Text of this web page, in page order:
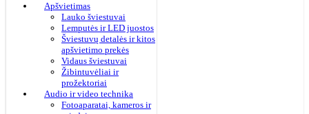
Apšvietimas
Lauko šviestuvai
Lemputės ir LED juostos
Šviestuvų detalės ir kitos
apšvietimo prekės
Vidaus šviestuvai
Žibintuvėliai ir
prožektoriai
Audio ir video technika
Fotoaparatai, kameros ir